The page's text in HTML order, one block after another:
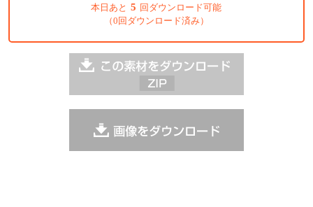
本日あと 5 回ダウンロード可能
（0回ダウンロード済み）